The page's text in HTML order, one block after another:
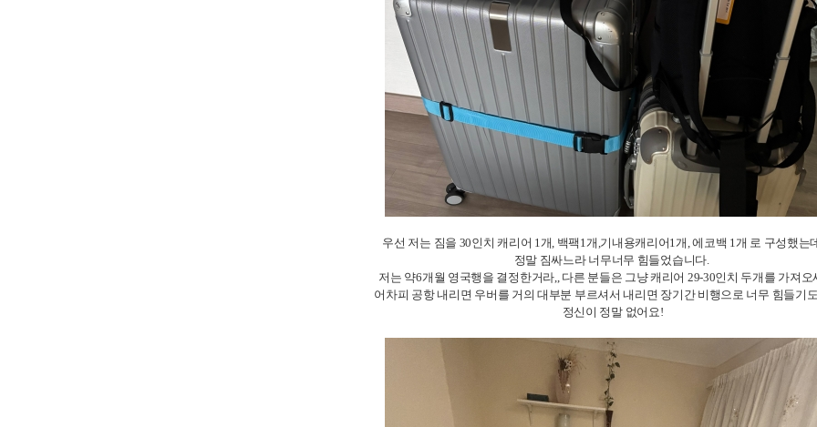
우선 저는 짐을 30인치 캐리어 1개, 백팩1개,기내용캐리어1개, 에코백 1개 로 구성했는
정말 짐싸느라 너무너무 힘들었습니다.
저는 약6개월 영국행을 결정한거라,, 다른 분들은 그냥 캐리어 29-30인치 두개를 가져
어차피 공항 내리면 우버를 거의 대부분 부르셔서 내리면 장기간 비행으로 너무 힘들기
정신이 정말 없어요!